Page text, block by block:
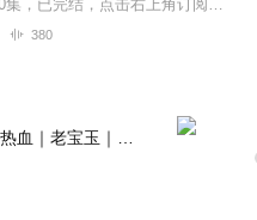
【更新频率】专辑共380集，已完结，点击右上角订阅按钮，VIP免费听！【社群福利】2024熊猫君听书社群全新升级，欢迎熊猫君的粉丝听友们入群交流，更多新鲜玩法和...
380